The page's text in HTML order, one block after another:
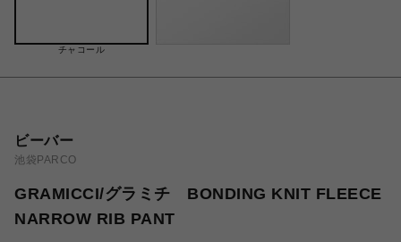
チャコール
ビーバー
池袋PARCO
GRAMICCI/グラミチ BONDING KNIT FLEECE
NARROW RIB PANT